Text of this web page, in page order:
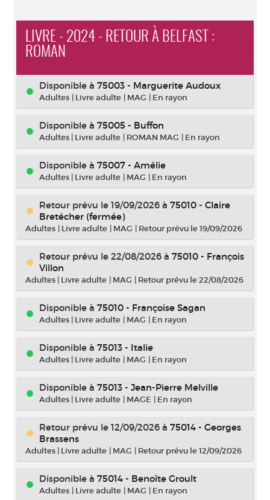
LIVRE - 2024 - RETOUR À BELFAST :
ROMAN
Disponible à 75003 - Marguerite Audoux
Adultes | Livre adulte | MAG | En rayon
Disponible à 75005 - Buffon
Adultes | Livre adulte | ROMAN MAG | En rayon
Disponible à 75007 - Amélie
Adultes | Livre adulte | MAG | En rayon
Retour prévu le 19/09/2026 à 75010 - Claire
Bretécher (fermée)
Adultes | Livre adulte | MAG | Retour prévu le 19/09/2026
Retour prévu le 22/08/2026 à 75010 - François
Villon
Adultes | Livre adulte | MAG | Retour prévu le 22/08/2026
Disponible à 75010 - Françoise Sagan
Adultes | Livre adulte | MAG | En rayon
Disponible à 75013 - Italie
Adultes | Livre adulte | MAG | En rayon
Disponible à 75013 - Jean-Pierre Melville
Adultes | Livre adulte | MAGE | En rayon
Retour prévu le 12/09/2026 à 75014 - Georges
Brassens
Adultes | Livre adulte | MAG | Retour prévu le 12/09/2026
Disponible à 75014 - Benoîte Groult
Adultes | Livre adulte | MAG | En rayon